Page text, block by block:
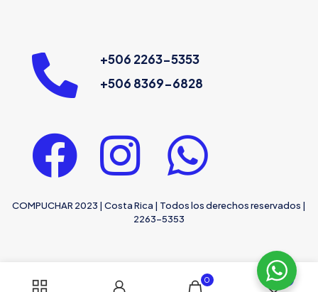
+506 2263-5353
+506 8369-6828
COMPUCHAR 2023 | Costa Rica | Todos los derechos reservados |
2263-5353
0 0